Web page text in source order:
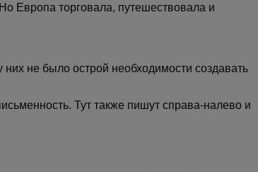
Европа торговала, путешествовала и
не было острой необходимости создавать
Тут также пишут справа-налево и